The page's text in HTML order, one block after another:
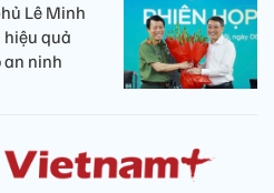
Lê Minh
hiệu quả
an ninh